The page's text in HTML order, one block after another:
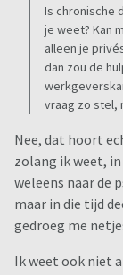
Is chronische
je weet? Kan
alleen je
dan zou de
vraag zo stel,
Nee, dat hoort
zolang ik weet,
weleens naar de
maar in die tijd
gedroeg me
Ik weet ook niet